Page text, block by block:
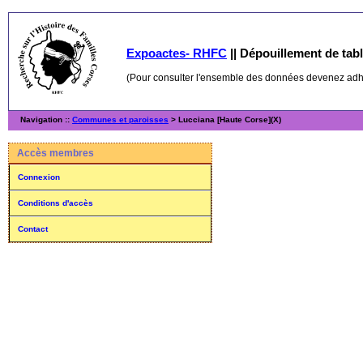
Expoactes- RHFC || Dépouillement de
(Pour consulter l'ensemble des données devenez
Navigation :: Communes et paroisses > Lucciana [Haute Corse](X)
Accès membres
Connexion
Conditions d'accès
Contact